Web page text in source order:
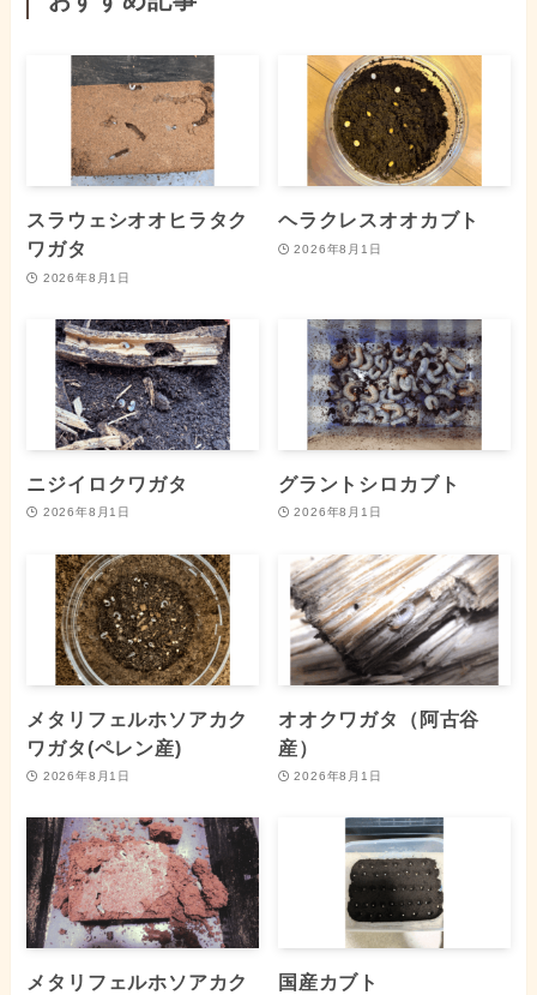
スラウェシオオヒラタク
ワガタ
2026年8月1日
ヘラクレスオオカブト
2026年8月1日
ニジイロクワガタ
2026年8月1日
グラントシロカブト
2026年8月1日
メタリフェルホソアカク
ワガタ(ペレン産)
2026年8月1日
オオクワガタ（阿古谷
産）
2026年8月1日
メタリフェルホソアカク
国産カブト